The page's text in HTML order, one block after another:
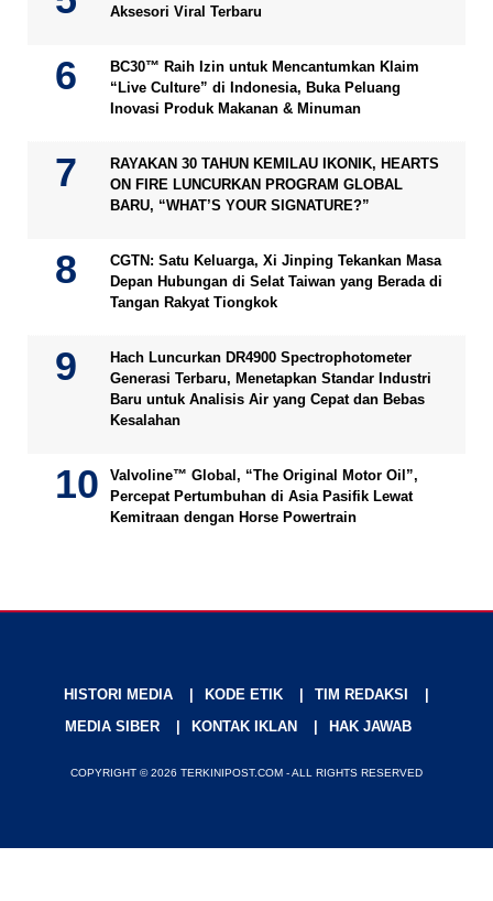
Aksesori Viral Terbaru
BC30™ Raih Izin untuk Mencantumkan Klaim
“Live Culture” di Indonesia, Buka Peluang
Inovasi Produk Makanan & Minuman
RAYAKAN 30 TAHUN KEMILAU IKONIK, HEARTS
ON FIRE LUNCURKAN PROGRAM GLOBAL
BARU, “WHAT’S YOUR SIGNATURE?”
CGTN: Satu Keluarga, Xi Jinping Tekankan Masa
Depan Hubungan di Selat Taiwan yang Berada di
Tangan Rakyat Tiongkok
Hach Luncurkan DR4900 Spectrophotometer
Generasi Terbaru, Menetapkan Standar Industri
Baru untuk Analisis Air yang Cepat dan Bebas
Kesalahan
Valvoline™ Global, “The Original Motor Oil”,
Percepat Pertumbuhan di Asia Pasifik Lewat
Kemitraan dengan Horse Powertrain
HISTORI MEDIA KODE ETIK
TIM REDAKSI
MEDIA SIBER
KONTAK IKLAN HAK JAWAB
COPYRIGHT © 2026 TERKINIPOST.COM - ALL RIGHTS RESERVED